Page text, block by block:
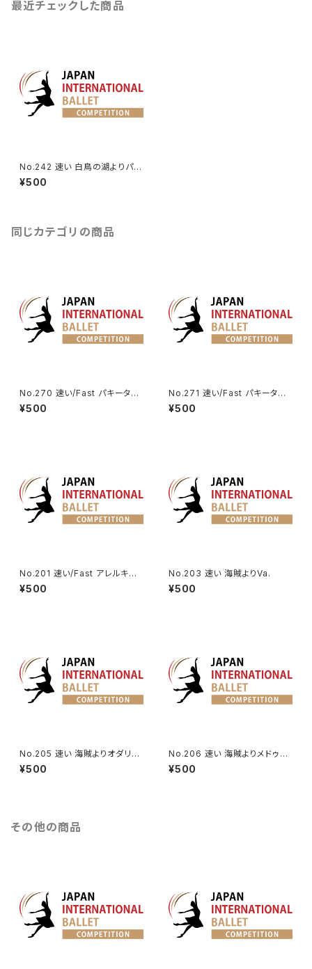
最近チェックした商品
No.242 速い 白鳥の湖よりパ・
ド・トロワの第3Va.
¥500
同じカテゴリの商品
No.270 速い/Fast パキータよ
りカンダウル王のVa. | King Ca
ndaules Variation from Paq
¥500
No.271 速い/Fast パキータよ
りカマルゴのVa. | Camargo V
ariation from Paquita
¥500
No.201 速い/Fast アレルキナ
ーダよりコロンビーヌのVa. | H
arlequinade Variation
¥500
No.203 速い 海賊よりVa.
¥500
No.205 速い 海賊よりオダリス
クの第3Va.
¥500
No.206 速い 海賊よりメドゥー
ラのVa.
¥500
その他の商品